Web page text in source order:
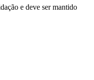
e deve ser mantido